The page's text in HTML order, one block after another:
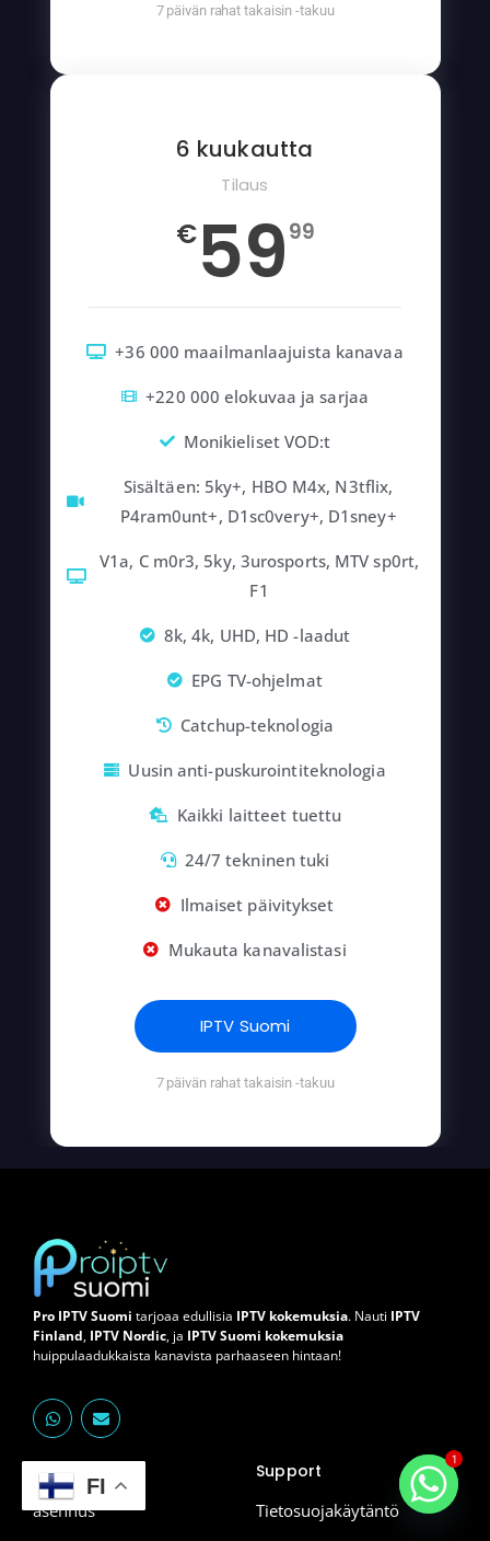
7 päivän rahat takaisin -takuu
6 kuukautta
Tilaus
€5999
+36 000 maailmanlaajuista kanavaa
+220 000 elokuvaa ja sarjaa
Monikieliset VOD:t
Sisältäen: 5ky+, HBO M4x, N3tflix,
P4ram0unt+, D1sc0very+, D1sney+
V1a, C m0r3, 5ky, 3urosports, MTV sp0rt,
F1
8k, 4k, UHD, HD -laadut
EPG TV-ohjelmat
Catchup-teknologia
Uusin anti-puskurointiteknologia
Kaikki laitteet tuettu
24/7 tekninen tuki
Ilmaiset päivitykset
Mukauta kanavalistasi
IPTV Suomi
7 päivän rahat takaisin -takuu
Pro IPTV Suomi tarjoaa edullisia IPTV kokemuksia. Nauti IPTV
Finland, IPTV Nordic, ja IPTV Suomi kokemuksia
huippulaadukkaista kanavista parhaaseen hintaan!
W
h
a
s
a
p
p
E
n
v
o
Links
asennus
Support
Tietosuojakäytäntö
FI
1